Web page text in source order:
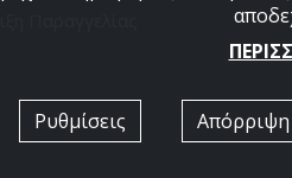
Ρυθμίσεις